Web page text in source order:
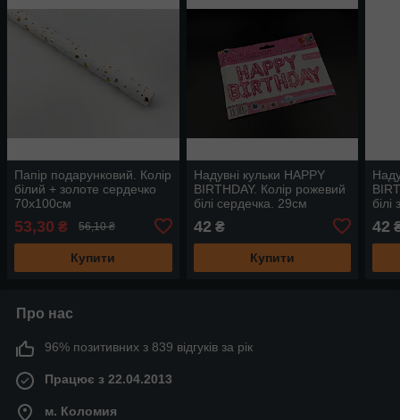
Папір подарунковий. Колір
білий + золоте сердечко
70х100см
53,30 ₴ 56,10 ₴
Купити
Надувні кульки HAPPY
BIRTHDAY. Колір рожевий
білі сердечка. 29см
42 ₴
Купити
42
Про нас
96% позитивних з 839 відгуків за рік
Працює з 22.04.2013
м. Коломия